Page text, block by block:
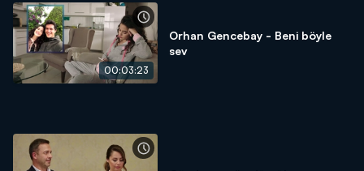
00:03:23
Orhan Gencebay - Beni böyle
sev